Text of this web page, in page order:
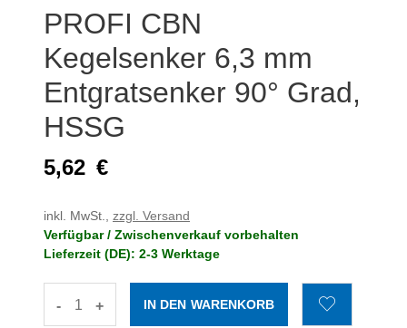
PROFI CBN
Kegelsenker 6,3 mm
Entgratsenker 90° Grad,
HSSG
5,62 €
inkl. MwSt., zzgl. Versand
Verfügbar / Zwischenverkauf vorbehalten
Lieferzeit (DE): 2-3 Werktage
- +